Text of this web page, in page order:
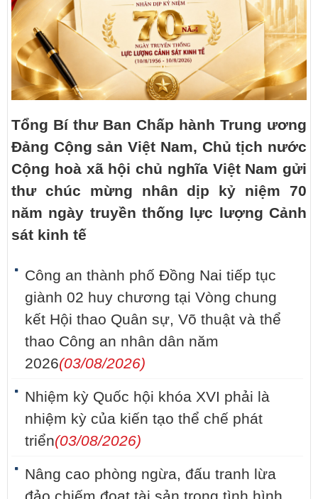
Tổng Bí thư Ban Chấp hành Trung ương
Đảng Cộng sản Việt Nam, Chủ tịch nước
Cộng hoà xã hội chủ nghĩa Việt Nam gửi
thư chúc mừng nhân dịp kỷ niệm 70
năm ngày truyền thống lực lượng Cảnh
sát kinh tế
Công an thành phố Đồng Nai tiếp tục
giành 02 huy chương tại Vòng chung
kết Hội thao Quân sự, Võ thuật và thể
thao Công an nhân dân năm
2026(03/08/2026)
Nhiệm kỳ Quốc hội khóa XVI phải là
nhiệm kỳ của kiến tạo thể chế phát
triển(03/08/2026)
Nâng cao phòng ngừa, đấu tranh lừa